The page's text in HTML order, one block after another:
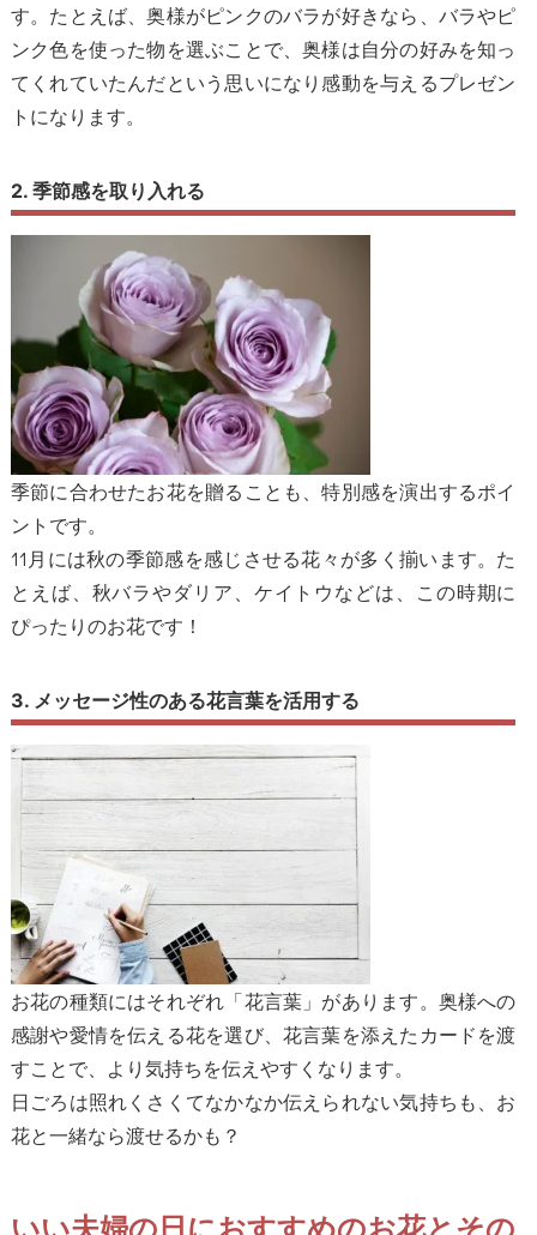
す。たとえば、奥様がピンクのバラが好きなら、バラやピ
ンク色を使った物を選ぶことで、奥様は自分の好みを知っ
てくれていたんだという思いになり感動を与えるプレゼン
トになります。
2. 季節感を取り入れる
季節に合わせたお花を贈ることも、特別感を演出するポイ
ントです。
11月には秋の季節感を感じさせる花々が多く揃います。た
とえば、秋バラやダリア、ケイトウなどは、この時期に
ぴったりのお花です！
3. メッセージ性のある花言葉を活用する
お花の種類にはそれぞれ「花言葉」があります。奥様への
感謝や愛情を伝える花を選び、花言葉を添えたカードを渡
すことで、より気持ちを伝えやすくなります。
日ごろは照れくさくてなかなか伝えられない気持ちも、お
花と一緒なら渡せるかも？
いい夫婦の日に